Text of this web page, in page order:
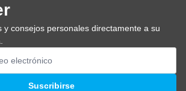
y consejos personales directamente a su
Suscribirse